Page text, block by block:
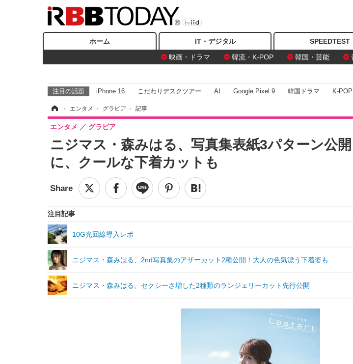
ホーム IT・デジタル SPEEDTEST
映画・ドラマ
韓流・K-POP 韓国・芸能
注目の話題 iPhone 16 こだわりデスクツアー AI Google Pixel 9 韓国ドラマ K-POP
› エンタメ › グラビア › 記事
ニジマス・森みはる、写真集表紙3パターン公
に、クールな下着カットも
エンタメ グラビア
注目記事
10G光回線導入レポ
ニジマス・森みはる、2nd写真集のアザーカット2種公開！大人の色気漂う下着姿も
ニジマス・森みはる、セクシーさ増した2種類のランジェリーカット先行公開